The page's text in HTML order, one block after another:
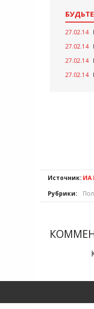
27.02.14
27.02.14
27.02.14
27.02.14
Источник: ИА
Рубрики: